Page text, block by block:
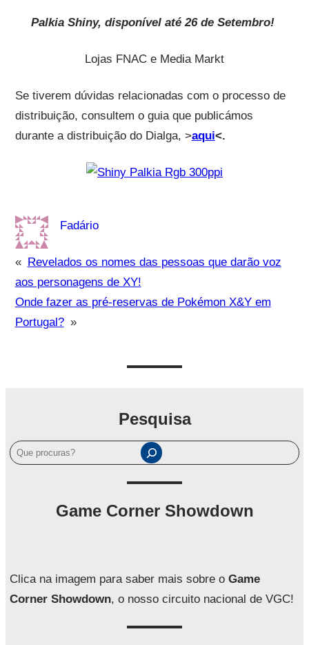
Palkia Shiny, disponível até 26 de Setembro!
Lojas FNAC e Media Markt
Se tiverem dúvidas relacionadas com o processo de
distribuição, consultem o guia que publicámos
durante a distribuição do Dialga, >aqui<.
Fadário
« Revelados os nomes das pessoas que darão voz
aos personagens de XY!
Onde fazer as pré-reservas de Pokémon X&Y em
Portugal? »
Pesquisa
P
e
a
r
Game Corner Showdown
Clica na imagem para saber mais sobre o Game
Corner Showdown, o nosso circuito nacional de VGC!